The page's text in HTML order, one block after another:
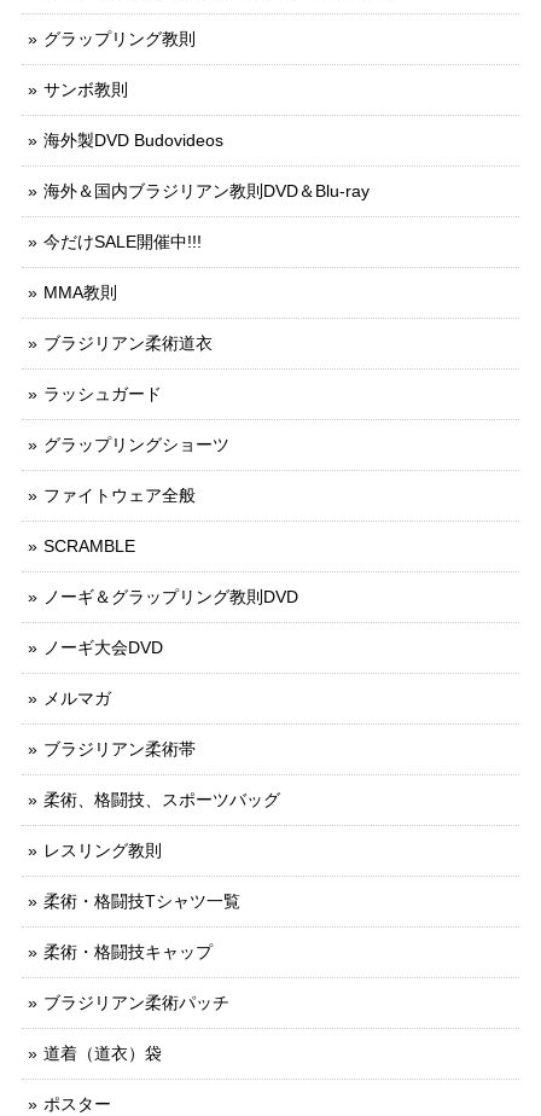
グラップリング教則
サンボ教則
海外製DVD Budovideos
海外＆国内ブラジリアン教則DVD＆Blu-ray
今だけSALE開催中!!!
MMA教則
ブラジリアン柔術道衣
ラッシュガード
グラップリングショーツ
ファイトウェア全般
SCRAMBLE
ノーギ＆グラップリング教則DVD
ノーギ大会DVD
メルマガ
ブラジリアン柔術帯
柔術、格闘技、スポーツバッグ
レスリング教則
柔術・格闘技Tシャツ一覧
柔術・格闘技キャップ
ブラジリアン柔術パッチ
道着（道衣）袋
ポスター